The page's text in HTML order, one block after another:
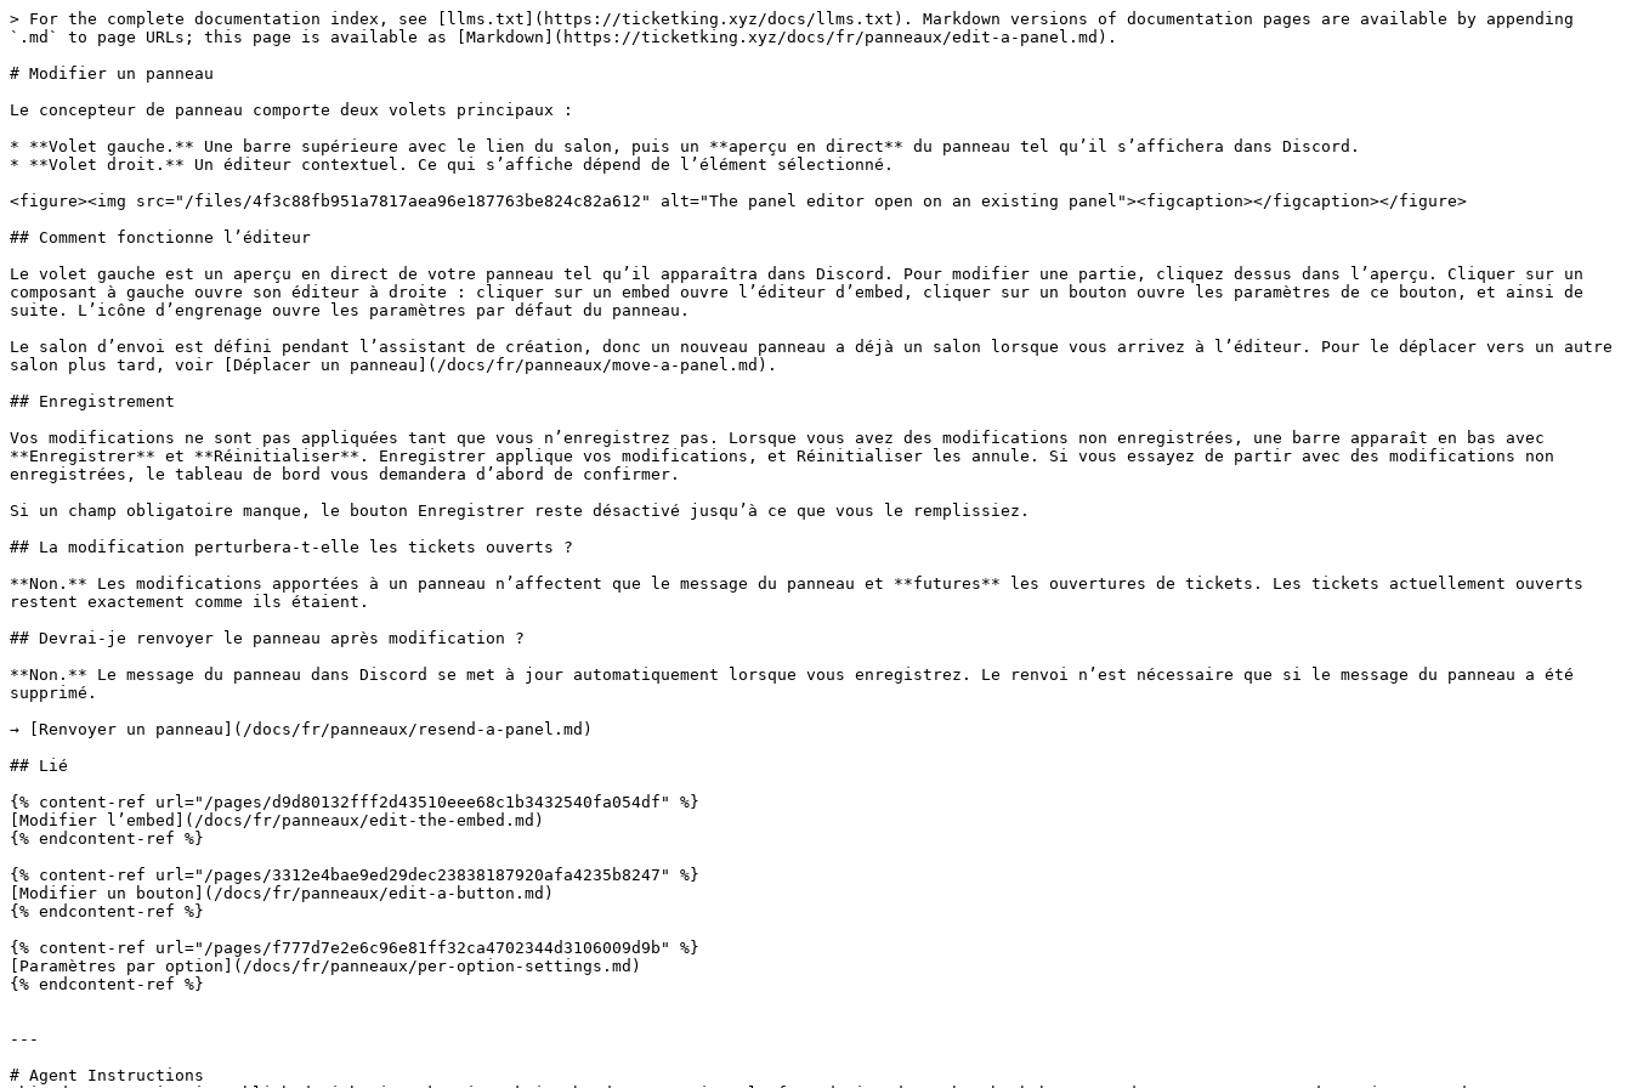
> For the complete documentation index, see [llms.txt](https://ticketking.xyz/docs/llms.txt). Markdown versions of documentation pages are available by appending
`.md` to page URLs; this page is available as [Markdown](https://ticketking.xyz/docs/fr/panneaux/edit-a-panel.md).
# Modifier un panneau
Le concepteur de panneau comporte deux volets principaux :
* **Volet gauche.** Une barre supérieure avec le lien du salon, puis un **aperçu en direct** du panneau tel qu’il s’affichera dans Discord.
* **Volet droit.** Un éditeur contextuel. Ce qui s’affiche dépend de l’élément sélectionné.
<figure><img src="/files/4f3c88fb951a7817aea96e187763be824c82a612" alt="The panel editor open on an existing panel"><figcaption></figcaption></figure>
## Comment fonctionne l’éditeur
Le volet gauche est un aperçu en direct de votre panneau tel qu’il apparaîtra dans Discord. Pour modifier une partie, cliquez dessus dans l’aperçu. Cliquer sur un
composant à gauche ouvre son éditeur à droite : cliquer sur un embed ouvre l’éditeur d’embed, cliquer sur un bouton ouvre les paramètres de ce bouton, et ainsi de
suite. L’icône d’engrenage ouvre les paramètres par défaut du panneau.
Le salon d’envoi est défini pendant l’assistant de création, donc un nouveau panneau a déjà un salon lorsque vous arrivez à l’éditeur. Pour le déplacer vers un autre
salon plus tard, voir [Déplacer un panneau](/docs/fr/panneaux/move-a-panel.md).
## Enregistrement
Vos modifications ne sont pas appliquées tant que vous n’enregistrez pas. Lorsque vous avez des modifications non enregistrées, une barre apparaît en bas avec
**Enregistrer** et **Réinitialiser**. Enregistrer applique vos modifications, et Réinitialiser les annule. Si vous essayez de partir avec des modifications non
enregistrées, le tableau de bord vous demandera d’abord de confirmer.
Si un champ obligatoire manque, le bouton Enregistrer reste désactivé jusqu’à ce que vous le remplissiez.
## La modification perturbera-t-elle les tickets ouverts ?
**Non.** Les modifications apportées à un panneau n’affectent que le message du panneau et **futures** les ouvertures de tickets. Les tickets actuellement ouverts
restent exactement comme ils étaient.
## Devrai-je renvoyer le panneau après modification ?
**Non.** Le message du panneau dans Discord se met à jour automatiquement lorsque vous enregistrez. Le renvoi n’est nécessaire que si le message du panneau a été
supprimé.
→ [Renvoyer un panneau](/docs/fr/panneaux/resend-a-panel.md)
## Lié
{% content-ref url="/pages/d9d80132fff2d43510eee68c1b3432540fa054df" %}
[Modifier l’embed](/docs/fr/panneaux/edit-the-embed.md)
{% endcontent-ref %}
{% content-ref url="/pages/3312e4bae9ed29dec23838187920afa4235b8247" %}
[Modifier un bouton](/docs/fr/panneaux/edit-a-button.md)
{% endcontent-ref %}
{% content-ref url="/pages/f777d7e2e6c96e81ff32ca4702344d3106009d9b" %}
[Paramètres par option](/docs/fr/panneaux/per-option-settings.md)
{% endcontent-ref %}
---
# Agent Instructions